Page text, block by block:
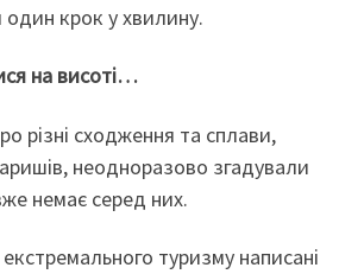
крок у хвилину.
на висоті…
різні сходження та сплави,
неодноразово згадували
немає серед них.
екстремального туризму написані